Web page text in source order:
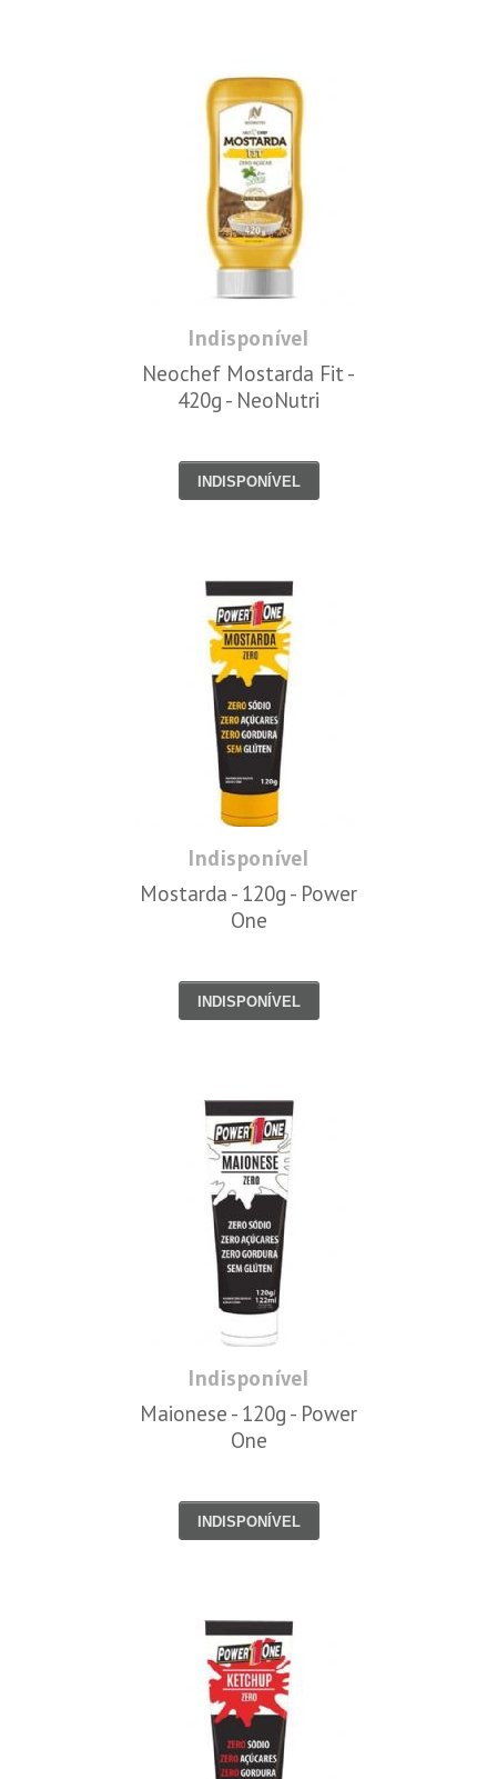
Indisponível
Neochef Mostarda Fit -
420g - NeoNutri
INDISPONÍVEL
Indisponível
Mostarda - 120g - Power
One
INDISPONÍVEL
Indisponível
Maionese - 120g - Power
One
INDISPONÍVEL